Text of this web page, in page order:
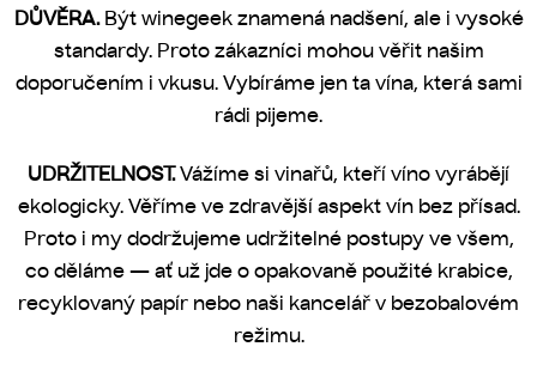
DŮVĚRA.Být winegeek znamená nadšení, ale i vysoké
standardy. Proto zákazníci mohou věřit našim
doporučením i vkusu. Vybíráme jen ta vína, která sami
rádi pijeme.
UDRŽITELNOST.Vážíme si vinařů, kteří víno vyrábějí
ekologicky. Věříme ve zdravější aspekt vín bez přísad.
Proto i my dodržujeme udržitelné postupy ve všem,
co děláme — ať už jde o opakovaně použité krabice,
recyklovaný papír nebo naši kancelář v bezobalovém
režimu.